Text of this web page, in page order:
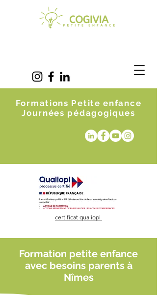
Formations Petite enfance
Journées pédagogiques
certificat qualiopi
Formation petite enfance
avec besoins parents à
Nîmes